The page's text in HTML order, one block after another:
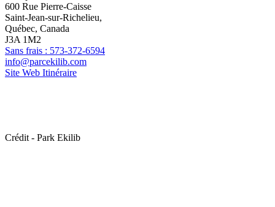
600 Rue Pierre-Caisse
Saint-Jean-sur-Richelieu,
Québec, Canada
J3A 1M2
Sans frais : 573-372-6594
info@parcekilib.com
Site Web Itinéraire
Crédit - Park Ekilib